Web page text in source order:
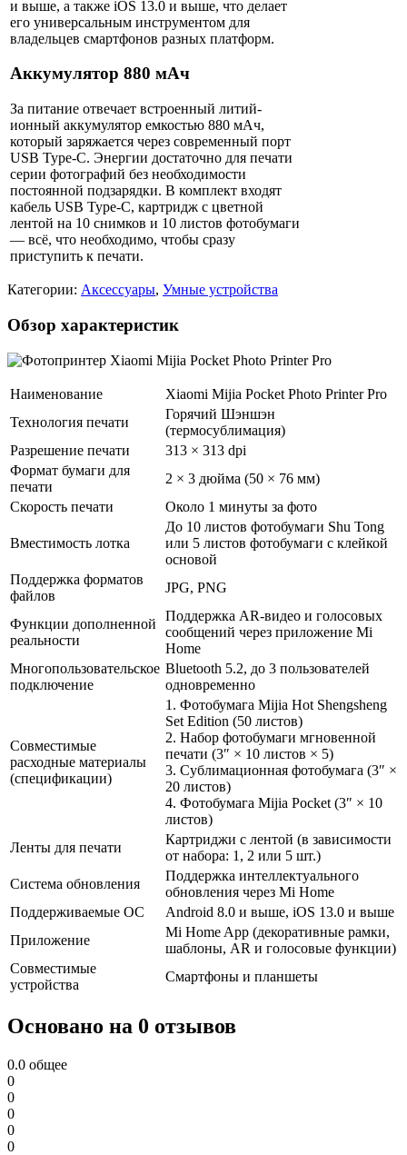
и выше, а также iOS 13.0 и выше, что делает
его универсальным инструментом для
владельцев смартфонов разных платформ.
Аккумулятор 880 мАч
За питание отвечает встроенный литий-
ионный аккумулятор емкостью 880 мАч,
который заряжается через современный порт
USB Type-C. Энергии достаточно для печати
серии фотографий без необходимости
постоянной подзарядки. В комплект входят
кабель USB Type-C, картридж с цветной
лентой на 10 снимков и 10 листов фотобумаги
— всё, что необходимо, чтобы сразу
приступить к печати.
Категории: Аксессуары, Умные устройства
Обзор характеристик
Наименование
Xiaomi Mijia Pocket Photo Printer Pro
Технология печати
Горячий Шэншэн
(термосублимация)
Разрешение печати
313 × 313 dpi
Формат бумаги для
печати
2 × 3 дюйма (50 × 76 мм)
Скорость печати
Около 1 минуты за фото
Вместимость лотка
До 10 листов фотобумаги Shu Tong
или 5 листов фотобумаги с клейкой
основой
Поддержка форматов
файлов
JPG, PNG
Функции дополненной
реальности
Поддержка AR-видео и голосовых
сообщений через приложение Mi
Home
Многопользовательское
подключение
Bluetooth 5.2, до 3 пользователей
одновременно
Совместимые
расходные материалы
(спецификации)
1. Фотобумага Mijia Hot Shengsheng
Set Edition (50 листов)
2. Набор фотобумаги мгновенной
печати (3″ × 10 листов × 5)
3. Сублимационная фотобумага (3″ ×
20 листов)
4. Фотобумага Mijia Pocket (3″ × 10
листов)
Ленты для печати
Картриджи с лентой (в зависимости
от набора: 1, 2 или 5 шт.)
Система обновления
Поддержка интеллектуального
обновления через Mi Home
Поддерживаемые ОС
Android 8.0 и выше, iOS 13.0 и выше
Приложение
Mi Home App (декоративные рамки,
шаблоны, AR и голосовые функции)
Совместимые
устройства
Смартфоны и планшеты
Основано на 0 отзывов
0.0 общее
0
0
0
0
0